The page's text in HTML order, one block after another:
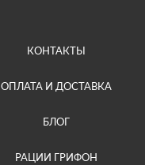
КОНТАКТЫ
ОПЛАТА И ДОСТАВКА
БЛОГ
РАЦИИ ГРИФОН